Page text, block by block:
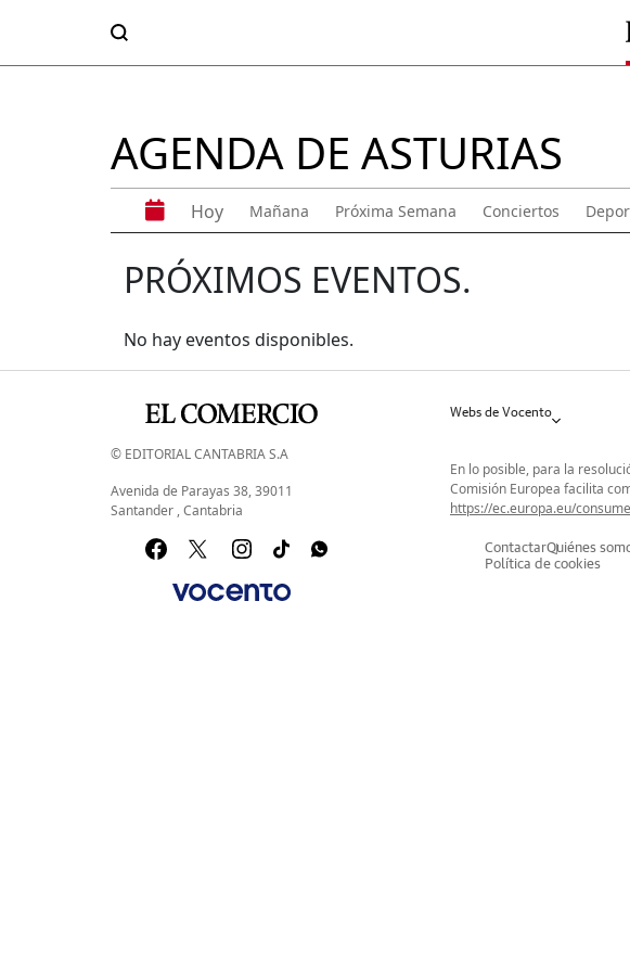
AGENDA DE ASTURIAS
Hoy Mañana Próxima Semana Conciertos
PRÓXIMOS EVENTOS.
No hay eventos disponibles.
© EDITORIAL CANTABRIA S.A
Avenida de Parayas 38, 39011
Santander , Cantabria
Webs de Vocento
En lo posible, para la
Comisión Europea facilita
https://ec.europa.eu/
ContactarQuiénes
Política de cookies